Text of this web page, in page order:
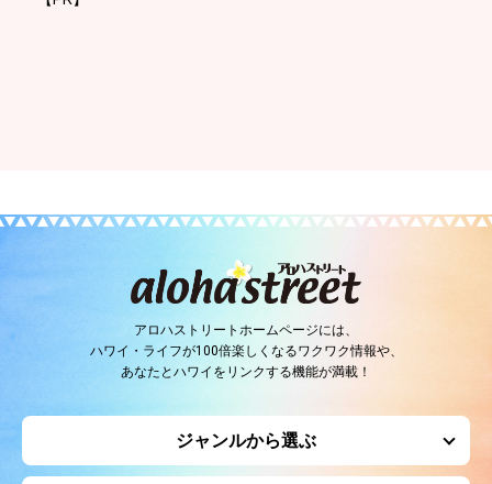
アロハストリートホームページには、
ハワイ・ライフが100倍楽しくなるワクワク情報や、
あなたとハワイをリンクする機能が満載！
ジャンルから選ぶ